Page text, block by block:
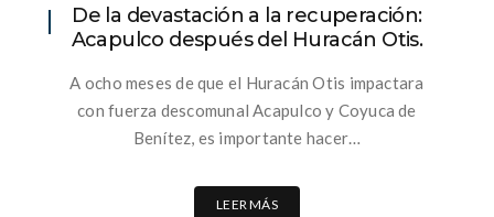
De la devastación a la recuperación:
Acapulco después del Huracán Otis.
A ocho meses de que el Huracán Otis impactara
con fuerza descomunal Acapulco y Coyuca de
Benítez, es importante hacer…
LEER MÁS